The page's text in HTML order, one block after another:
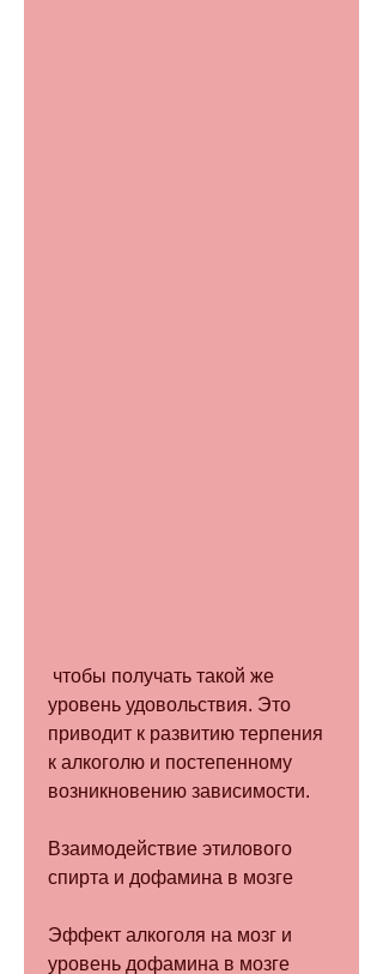
уровень удовольствия. Это
приводит к развитию терпения
к алкоголю и постепенному
возникновению зависимости.
Взаимодействие этилового
спирта и дофамина в мозге
Эффект алкоголя на мозг и
уровень дофамина в мозге